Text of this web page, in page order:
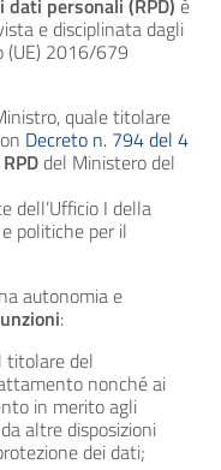
personali (RPD) è
e disciplinata dagli
(UE) 2016/679
quale titolare
Decreto n. 794 del 4
RPDdel Ministero del
dell’Ufficio I della
politiche per il
autonomia e
:
titolare del
nonché ai
in merito agli
altre disposizioni
dei dati;